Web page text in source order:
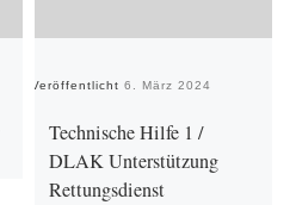
Veröffentlicht 6. März 2024
Technische Hilfe 1 /
DLAK Unterstützung
Rettungsdienst